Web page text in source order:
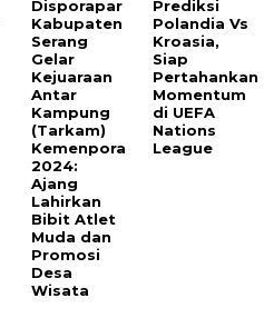
Disporapar
Kabupaten
Serang
Gelar
Kejuaraan
Antar
Kampung
(Tarkam)
Kemenpora
2024:
Ajang
Lahirkan
Bibit Atlet
Muda dan
Promosi
Desa
Wisata
Prediksi
Polandia Vs
Kroasia,
Siap
Pertahankan
Momentum
di UEFA
Nations
League